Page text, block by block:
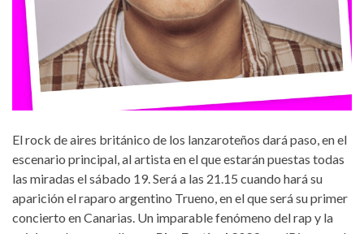
El rock de aires británico de los lanzaroteños dará paso, en el
escenario principal, al artista en el que estarán puestas todas
las miradas el sábado 19. Será a las 21.15 cuando hará su
aparición el raparo argentino Trueno, en el que será su primer
concierto en Canarias. Un imparable fenómeno del rap y la